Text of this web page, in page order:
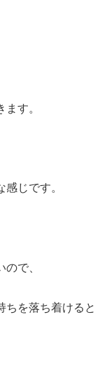
す。
じです。
で、
ちを落ち着けると